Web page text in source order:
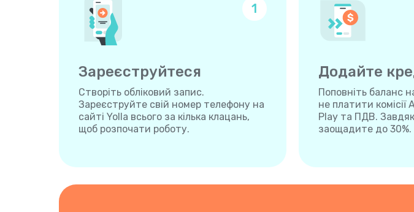
1
Зареєструйтеся
Створіть обліковий запис.
Зареєструйте свій номер телефону на
сайті Yolla всього за кілька клацань,
щоб розпочати роботу.
Додайте
Поповніть баланс
не платити
Play та ПДВ.
заощадите до 30%.